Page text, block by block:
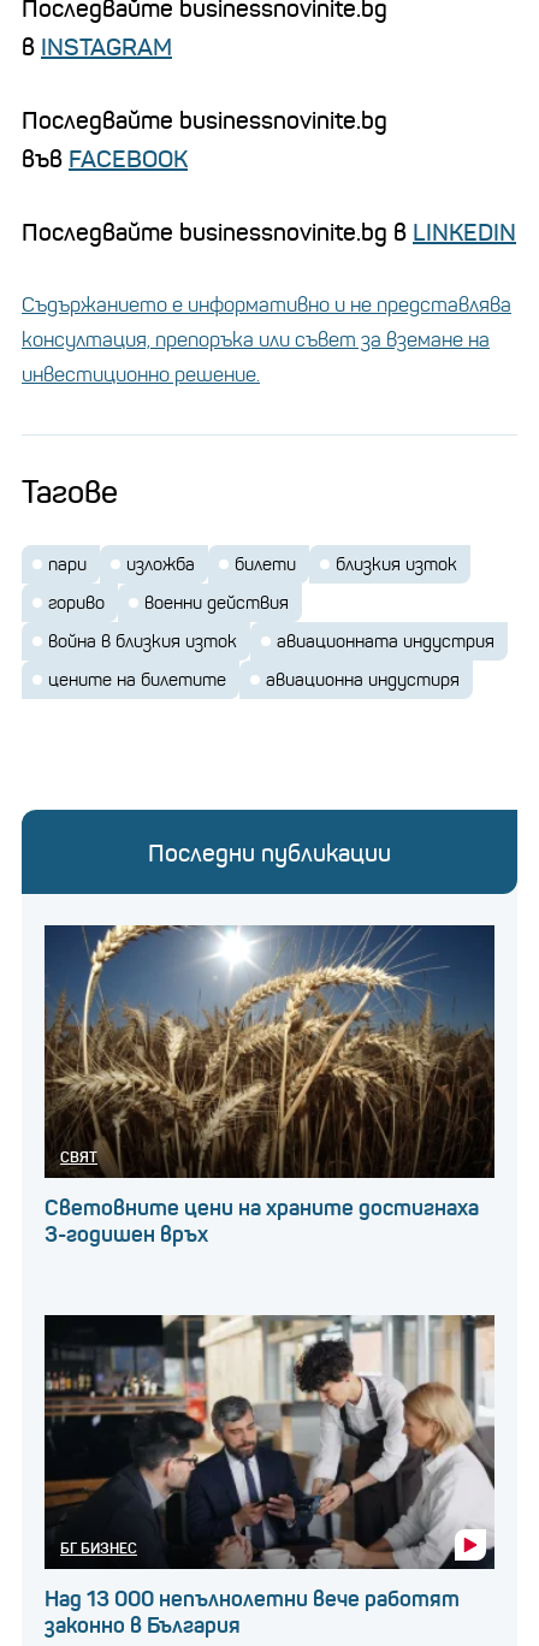
Последвайте businessnovinite.bg
в INSTAGRAM
Последвайте businessnovinite.bg
във FACEBOOK
Последвайте businessnovinite.bg в LINKEDIN
Съдържанието е информативно и не представлява
консултация, препоръка или съвет за вземане на
инвестиционно решение.
Тагове
пари изложба билети
близкия изток
гориво
военни действия
война в близкия изток
авиационната индустрия
цените на билетите
авиационна индустиря
Последни публикации
СВЯТ
Световните цени на храните достигнаха
3-годишен връх
БГ БИЗНЕС
Над 13 000 непълнолетни вече работят
законно в България